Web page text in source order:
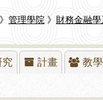
》 管理學院 》 財務金融學
究 計畫 教學